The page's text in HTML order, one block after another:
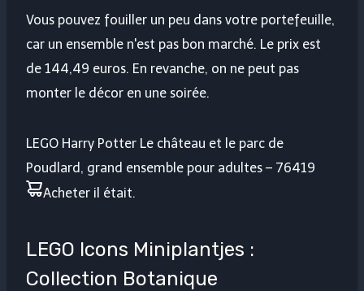
Vous pouvez fouiller un peu dans votre portefeuille,
car un ensemble n'est pas bon marché. Le prix est
de 144,49 euros. En revanche, on ne peut pas
monter le décor en une soirée.
LEGO Harry Potter Le château et le parc de
Poudlard, grand ensemble pour adultes – 76419
Acheter il était.
LEGO Icons Miniplantjes :
Collection Botanique